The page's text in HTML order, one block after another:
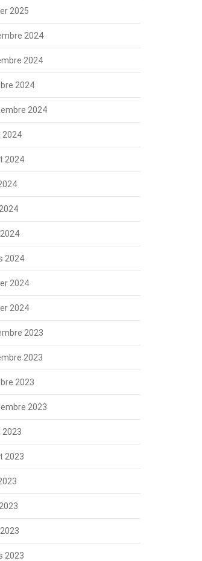
2025
2024
2024
2024
2024
2024
2024
2024
2024
2024
2023
2023
2023
2023
2023
2023
2023